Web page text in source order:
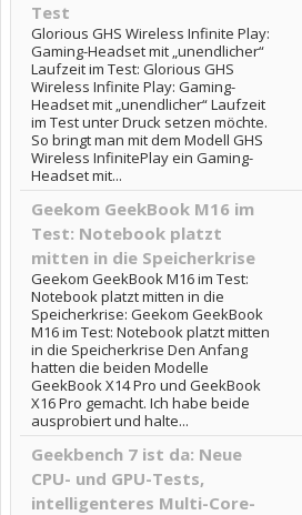
Test
Glorious GHS Wireless Infinite Play:
Gaming-Headset mit „unendlicher“
Laufzeit im Test: Glorious GHS
Wireless Infinite Play: Gaming-
Headset mit „unendlicher“ Laufzeit
im Test unter Druck setzen möchte.
So bringt man mit dem Modell GHS
Wireless InfinitePlay ein Gaming-
Headset mit...
Geekom GeekBook M16 im
Test: Notebook platzt
mitten in die Speicherkrise
Geekom GeekBook M16 im Test:
Notebook platzt mitten in die
Speicherkrise: Geekom GeekBook
M16 im Test: Notebook platzt mitten
in die Speicherkrise Den Anfang
hatten die beiden Modelle
GeekBook X14 Pro und GeekBook
X16 Pro gemacht. Ich habe beide
ausprobiert und halte...
Geekbench 7 ist da: Neue
CPU- und GPU-Tests,
intelligenteres Multi-Core-